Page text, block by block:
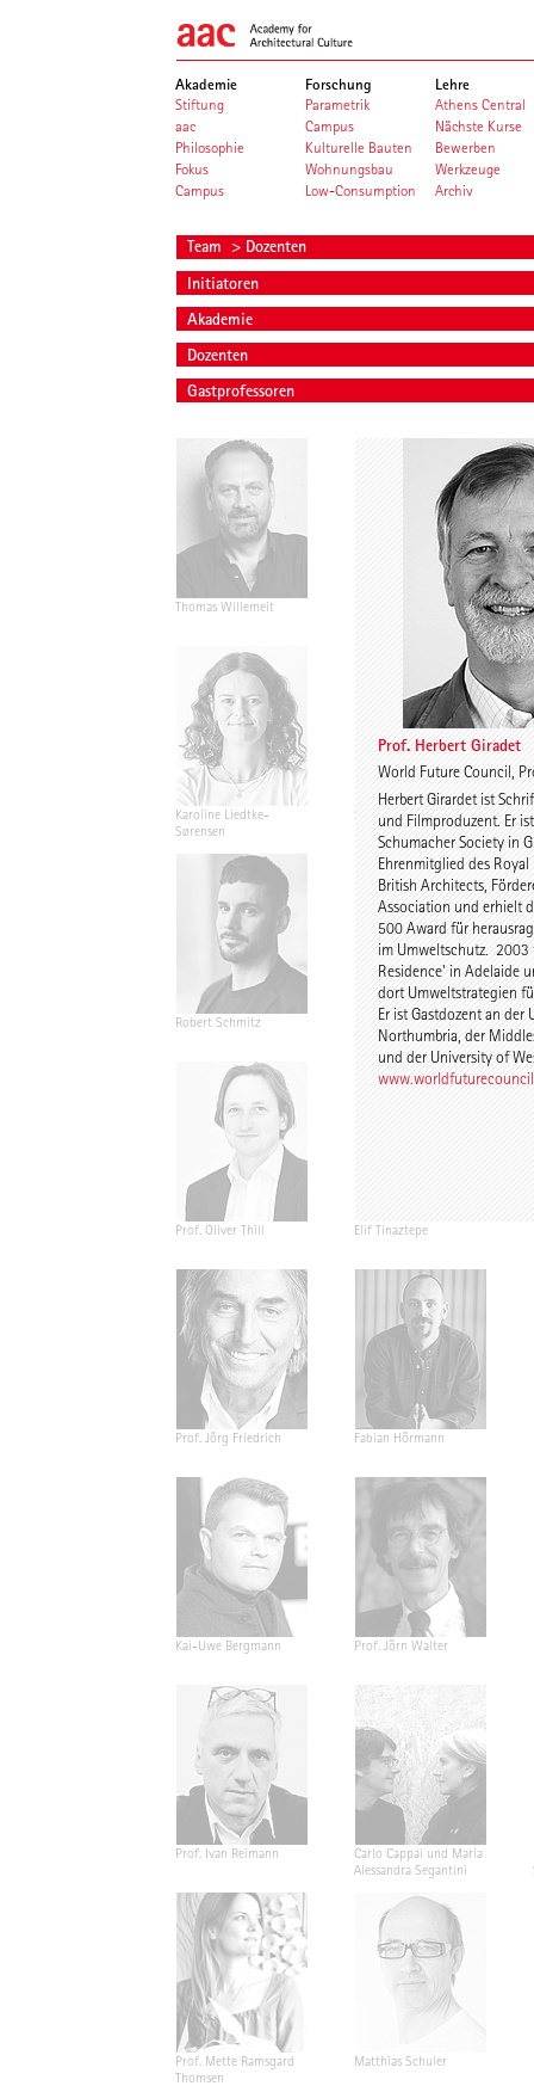
Akademie
Stiftung
aac
Philosophie
Fokus
Campus
Forschung
Parametrik
Campus
Kulturelle Bauten
Wohnungsbau
Low-Consumption
Lehre
Athens Central
Nächste Kurse
Bewerben
Werkzeuge
Archiv
Team > Dozenten
Initiatoren
Akademie
Dozenten
Gastprofessoren
Thomas Willemeit Rudi Scheuermann
Karoline Liedtke-
Sørensen
Sven Plieninger
Robert Schmitz
Prof. Dr. Dr. E.h. Dr. h.c.
Werner Sobek
Prof. Oliver Thill Elif Tinaztepe
Prof. Jörg Friedrich Fabian Hörmann
Kai-Uwe Bergmann Prof. Jörn Walter
Prof. Ivan Reimann
Carlo Cappai und Maria
Alessandra Segantini
Prof. Mette Ramsgard
Thomsen
Matthias Schuler
Prof. Herbert Giradet
World Future Council,
Herbert Girardet ist
und Filmproduzent. Er
Schumacher Society in
Ehrenmitglied des
British Architects,
Association und erhielt
500 Award für
im Umweltschutz. 2003
Residence' in Adelaide
dort Umweltstrategien
Er ist Gastdozent an der
Northumbria, der
und der University of